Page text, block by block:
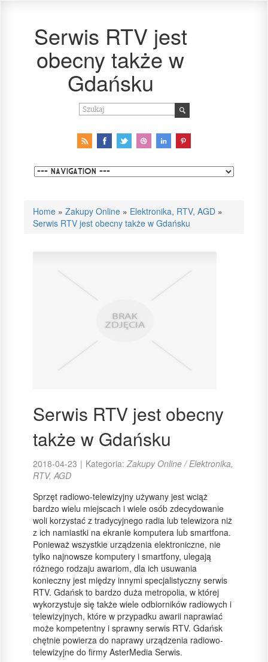
Serwis RTV jest
obecny także w
Gdańsku
Home » Zakupy Online » Elektronika, RTV, AGD »
Serwis RTV jest obecny także w Gdańsku
Serwis RTV jest obecny
także w Gdańsku
2018-04-23 | Kategoria:Zakupy Online / Elektronika,
RTV, AGD
Sprzęt radiowo-telewizyjny używany jest wciąż
bardzo wielu miejscach i wiele osób zdecydowanie
woli korzystać z tradycyjnego radia lub telewizora niż
z ich namiastki na ekranie komputera lub smartfona.
Ponieważ wszystkie urządzenia elektroniczne, nie
tylko najnowsze komputery i smartfony, ulegają
różnego rodzaju awariom, dla ich usuwania
konieczny jest między innymi specjalistyczny serwis
RTV. Gdańsk to bardzo duża metropolia, w której
wykorzystuje się także wiele odbiorników radiowych i
telewizyjnych, które w przypadku awarii naprawiać
może kompetentny i sprawny serwis RTV. Gdańsk
chętnie powierza do naprawy urządzenia radiowo-
telewizyjne do firmy AsterMedia Serwis.